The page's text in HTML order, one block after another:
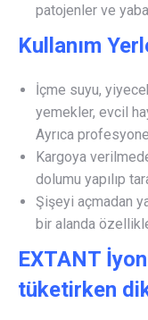
patojenler ve
Kullanım
İçme suyu,
yemekler, evcil
Ayrıca
Kargoya
dolumu yapılıp
Şişeyi açmadan
bir alanda
EXTANT
tüketirken